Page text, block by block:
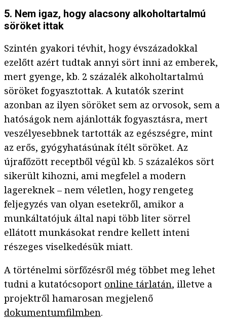
5. Nem igaz, hogy alacsony alkoholtartalmú
söröket ittak
Szintén gyakori tévhit, hogy évszázadokkal
ezelőtt azért tudtak annyi sört inni az emberek,
mert gyenge, kb. 2 százalék alkoholtartalmú
söröket fogyasztottak. A kutatók szerint
azonban az ilyen söröket sem az orvosok, sem a
hatóságok nem ajánlották fogyasztásra, mert
veszélyesebbnek tartották az egészségre, mint
az erős, gyógyhatásúnak ítélt söröket. Az
újrafőzött receptből végül kb. 5 százalékos sört
sikerült kihozni, ami megfelel a modern
lagereknek – nem véletlen, hogy rengeteg
feljegyzés van olyan esetekről, amikor a
munkáltatójuk által napi több liter sörrel
ellátott munkásokat rendre kellett inteni
részeges viselkedésük miatt.
A történelmi sörfőzésről még többet meg lehet
tudni a kutatócsoport online tárlatán, illetve a
projektről hamarosan megjelenő
dokumentumfilmben.